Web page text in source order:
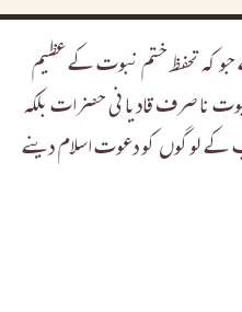
کہ تحفظ ختم نبوت کے عظیم
نا صرف قادیانی حضرات بلکہ
کے لوگوں کو دعوت اسلام دینے